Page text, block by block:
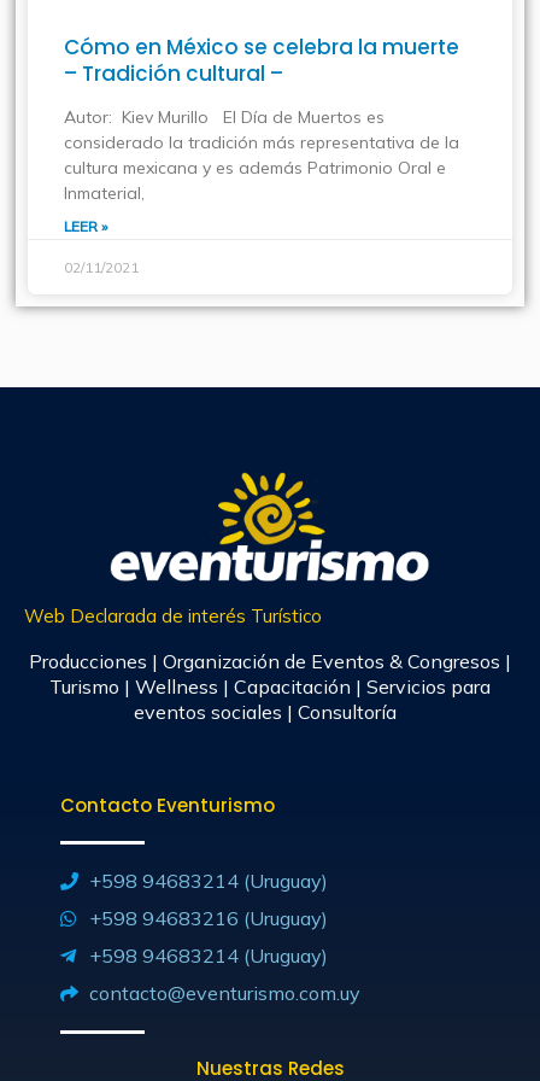
Cómo en México se celebra la muerte
– Tradición cultural –
Autor: Kiev Murillo El Día de Muertos es
considerado la tradición más representativa de la
cultura mexicana y es además Patrimonio Oral e
Inmaterial,
LEER »
02/11/2021
Web Declarada de interés Turístico
Producciones | Organización de Eventos & Congresos |
Turismo | Wellness | Capacitación | Servicios para
eventos sociales | Consultoría
Contacto Eventurismo
+598 94683214 (Uruguay)
+598 94683216 (Uruguay)
+598 94683214 (Uruguay)
contacto@eventurismo.com.uy
Nuestras Redes